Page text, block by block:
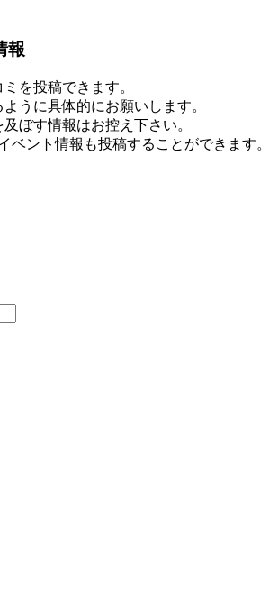
報
を投稿できます。
うに具体的にお願いします。
ぼす情報はお控え下さい。
ベント情報も投稿することができます。